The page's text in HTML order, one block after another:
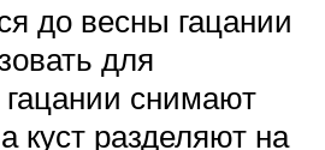
до весны гацании
для
снимают
куст разделяют на